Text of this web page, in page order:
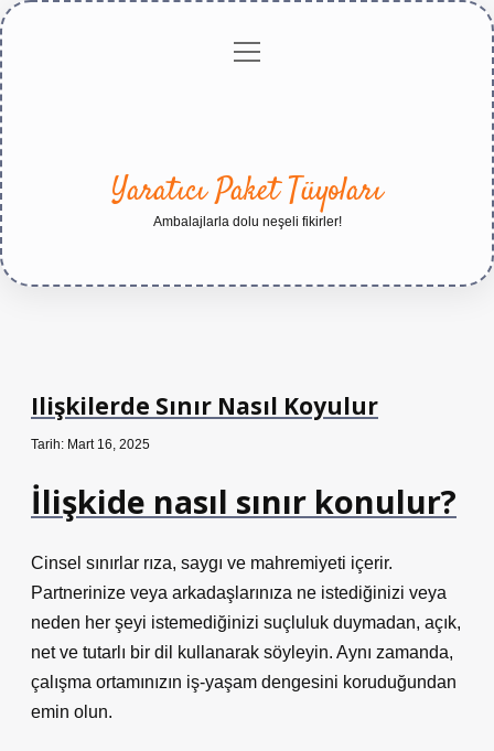
Gizlilikmenüyü
Yaratıcı Paket Tüyoları
Ambalajlarla dolu neşeli fikirler!
Ilişkilerde Sınır Nasıl Koyulur
Tarih: Mart 16, 2025
İlişkide nasıl sınır konulur?
Cinsel sınırlar rıza, saygı ve mahremiyeti içerir.
Partnerinize veya arkadaşlarınıza ne istediğinizi veya
neden her şeyi istemediğinizi suçluluk duymadan, açık,
net ve tutarlı bir dil kullanarak söyleyin. Aynı zamanda,
çalışma ortamınızın iş-yaşam dengesini koruduğundan
emin olun.